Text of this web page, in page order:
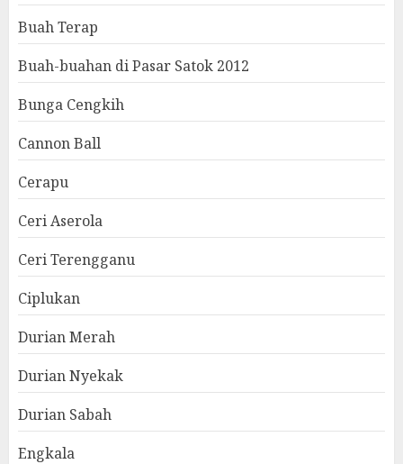
Buah Terap
Buah-buahan di Pasar Satok 2012
Bunga Cengkih
Cannon Ball
Cerapu
Ceri Aserola
Ceri Terengganu
Ciplukan
Durian Merah
Durian Nyekak
Durian Sabah
Engkala